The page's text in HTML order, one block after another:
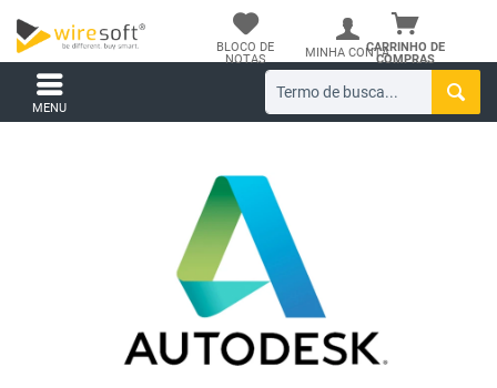
CARRINHO DE
COMPRAS
BLOCO DE
NOTAS
MINHA CONTA
MENU